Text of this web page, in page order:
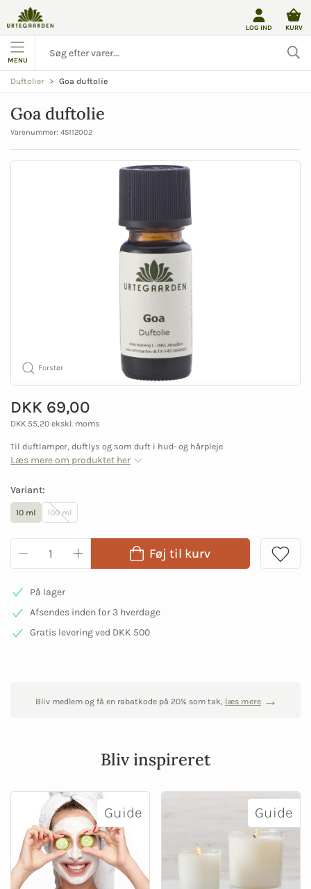
LOG IND KURV
MENU
Duftolier Goa duftolie
Goa duftolie
Varenummer: 45112002
Forstør
DKK 69,00
DKK 55,20 ekskl. moms
Til duftlamper, duftlys og som duft i hud- og hårpleje
Læs mere om produktet her
Variant:
10 ml 100 ml
Føj til kurv
På lager
Afsendes inden for 3 hverdage
Gratis levering ved DKK 500
Bliv medlem og få en rabatkode på 20% som tak, læs mere
Bliv inspireret
Guide Guide